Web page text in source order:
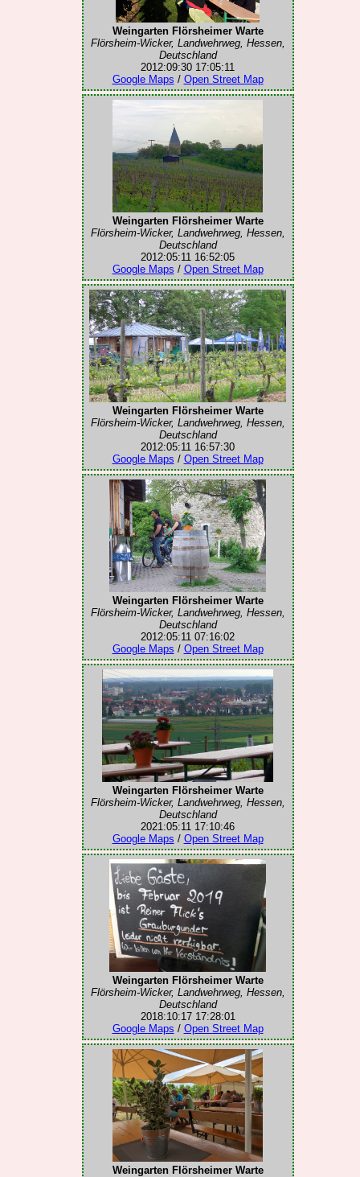
Weingarten Flörsheimer Warte
Flörsheim-Wicker, Landwehrweg, Hessen,
Deutschland
2012:09:30 17:05:11
Google Maps / Open Street Map
Weingarten Flörsheimer Warte
Flörsheim-Wicker, Landwehrweg, Hessen,
Deutschland
2012:05:11 16:52:05
Google Maps / Open Street Map
Weingarten Flörsheimer Warte
Flörsheim-Wicker, Landwehrweg, Hessen,
Deutschland
2012:05:11 16:57:30
Google Maps / Open Street Map
Weingarten Flörsheimer Warte
Flörsheim-Wicker, Landwehrweg, Hessen,
Deutschland
2012:05:11 07:16:02
Google Maps / Open Street Map
Weingarten Flörsheimer Warte
Flörsheim-Wicker, Landwehrweg, Hessen,
Deutschland
2021:05:11 17:10:46
Google Maps / Open Street Map
Weingarten Flörsheimer Warte
Flörsheim-Wicker, Landwehrweg, Hessen,
Deutschland
2018:10:17 17:28:01
Google Maps / Open Street Map
Weingarten Flörsheimer Warte